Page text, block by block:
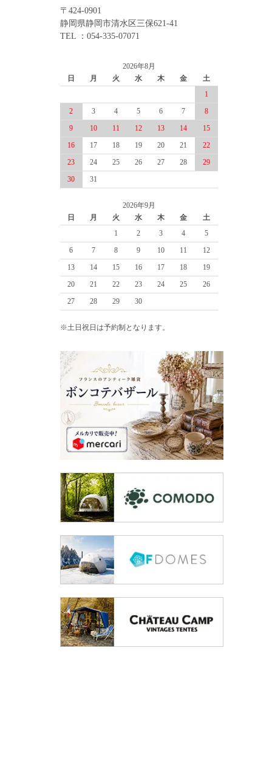
〒424-0901
静岡県静岡市清水区三保621-41
TEL ：054-335-07071
2026年8月
日
月 火 水 木 金
土
1
2
3 4 5 6 7
8
9
10 11 12 13 14
15
16
17 18 19 20 21
22
23
24 25 26 27 28
29
30
31
2026年9月
日
月 火 水 木 金
土
1
2 3 4
5
6
7 8 9 10 11
12
13
14 15 16 17 18
19
20
21 22 23 24 25
26
27
28 29 30
※土日祝日は予約制となります。